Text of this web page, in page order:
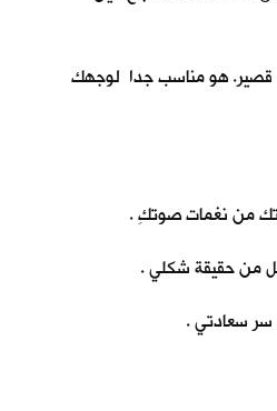
قصير. هو مناسب جدا لوجهك
من نغمات صوتكِ .
من حقيقة شكلي .
سر سعادتي .